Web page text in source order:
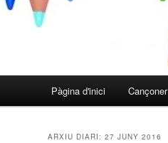
Aneu
Aneu
Pàgina d'inici Cançoner
ARXIU DIARI: 27 JUNY 2016